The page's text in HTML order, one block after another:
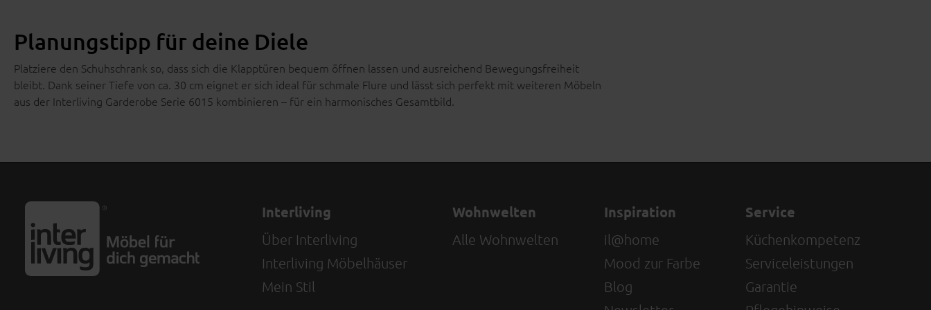
Planungstipp für deine Diele
Platziere den Schuhschrank so, dass sich die Klapptüren bequem öffnen lassen und ausreichend Bewegungsfreiheit
bleibt. Dank seiner Tiefe von ca. 30 cm eignet er sich ideal für schmale Flure und lässt sich perfekt mit weiteren Möbeln
aus der Interliving Garderobe Serie 6015 kombinieren – für ein harmonisches Gesamtbild.
Interliving
Über Interliving
Interliving Möbelhäuser
Mein Stil
Wohnwelten
Alle Wohnwelten
Inspiration
il@home
Mood zur Farbe
Blog
Service
Küchenkompetenz
Serviceleistungen
Garantie